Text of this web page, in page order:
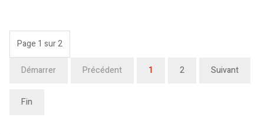
Page 1 sur 2
Démarrer Précédent 1 2 Suivant
Fin